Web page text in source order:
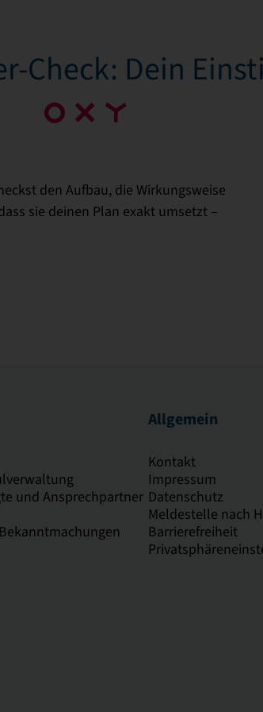
Check: Dein
den Aufbau, die Wirkungsweise
sie deinen Plan exakt umsetzt –
und Ansprechpartner
Allgemein
Kontakt
Impressum
Datenschutz
Meldestelle nach
Barrierefreiheit